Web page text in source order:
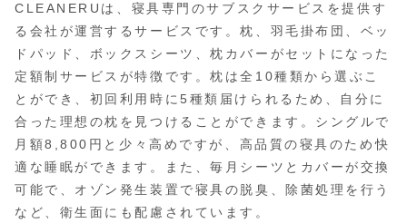
CLEANERUは、寝具専門のサブスクサービスを提供す
る会社が運営するサービスです。枕、羽毛掛布団、ベッ
ドパッド、ボックスシーツ、枕カバーがセットになった
定額制サービスが特徴です。枕は全10種類から選ぶこ
とができ、初回利用時に5種類届けられるため、自分に
合った理想の枕を見つけることができます。シングルで
月額8,800円と少々高めですが、高品質の寝具のため快
適な睡眠ができます。また、毎月シーツとカバーが交換
可能で、オゾン発生装置で寝具の脱臭、除菌処理を行う
など、衛生面にも配慮されています。